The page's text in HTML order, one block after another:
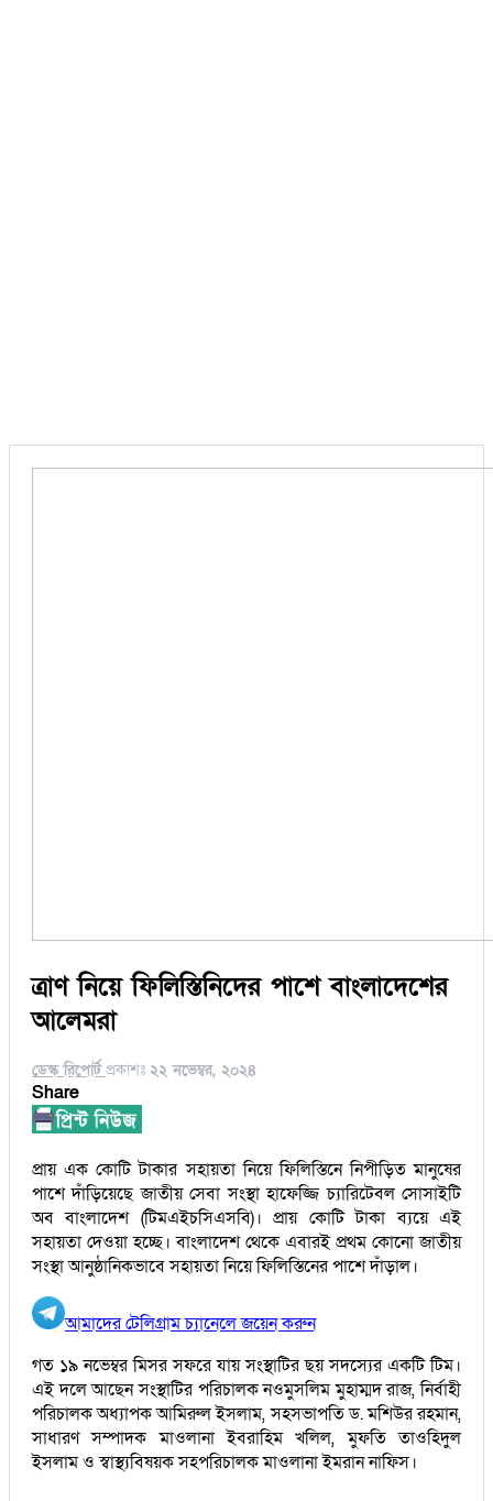
ত্রাণ নিয়ে ফিলিস্তিনিদের পাশে বাংলাদেশের
আলেমরা
ডেস্ক রিপোর্ট প্রকাশঃ ২২ নভেম্বর, ২০২৪
Share
প্রায় এক কোটি টাকার সহায়তা নিয়ে ফিলিস্তিনে নিপীড়িত মানুষের
পাশে দাঁড়িয়েছে জাতীয় সেবা সংস্থা হাফেজ্জি চ্যারিটেবল সোসাইটি
অব বাংলাদেশ (টিমএইচসিএসবি)। প্রায় কোটি টাকা ব্যয়ে এই
সহায়তা দেওয়া হচ্ছে। বাংলাদেশ থেকে এবারই প্রথম কোনো জাতীয়
সংস্থা আনুষ্ঠানিকভাবে সহায়তা নিয়ে ফিলিস্তিনের পাশে দাঁড়াল।
আমাদের টেলিগ্রাম চ্যানেলে জয়েন করুন
গত ১৯ নভেম্বর মিসর সফরে যায় সংস্থাটির ছয় সদস্যের একটি টিম।
এই দলে আছেন সংস্থাটির পরিচালক নওমুসলিম মুহাম্মদ রাজ, নির্বাহী
পরিচালক অধ্যাপক আমিরুল ইসলাম, সহসভাপতি ড. মশিউর রহমান,
সাধারণ সম্পাদক মাওলানা ইবরাহিম খলিল, মুফতি তাওহিদুল
ইসলাম ও স্বাস্থ্যবিষয়ক সহপরিচালক মাওলানা ইমরান নাফিস।